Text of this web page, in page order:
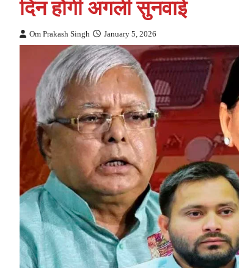
दिन होगी अगली सुनवाई
Om Prakash Singh January 5, 2026